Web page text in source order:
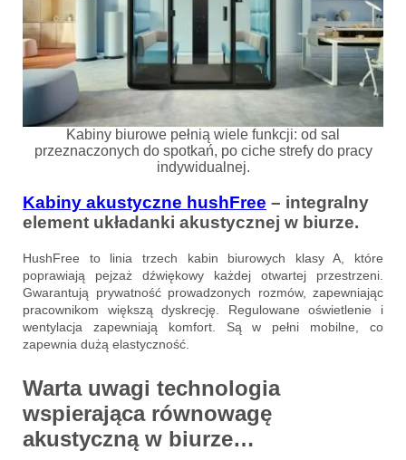
Kabiny biurowe pełnią wiele funkcji: od sal
przeznaczonych do spotkań, po ciche strefy do pracy
indywidualnej.
Kabiny akustyczne hushFree – integralny
element układanki akustycznej w biurze.
HushFree to linia trzech kabin biurowych klasy A, które
poprawiają pejzaż dźwiękowy każdej otwartej przestrzeni.
Gwarantują prywatność prowadzonych rozmów, zapewniając
pracownikom większą dyskrecję. Regulowane oświetlenie i
wentylacja zapewniają komfort. Są w pełni mobilne, co
zapewnia dużą elastyczność.
Warta uwagi technologia
wspierająca równowagę
akustyczną w biurze…